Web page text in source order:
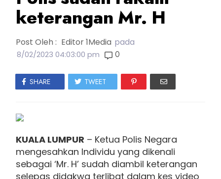
keterangan Mr. H
Post Oleh : Editor 1Media pada
8/02/2023 04:03:00 pm 0
SHARE TWEET
KUALA LUMPUR – Ketua Polis Negara
mengesahkan Individu yang dikenali
sebagai ‘Mr. H’ sudah diambil keterangan
selepas didakwa terlibat dalam kes video